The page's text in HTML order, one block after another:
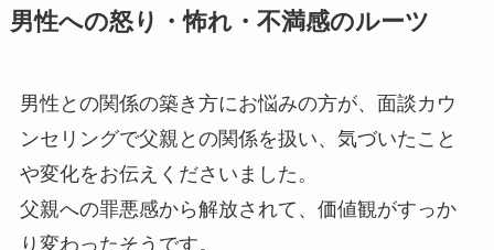
男性への怒り・怖れ・不満感のルーツ
男性との関係の築き方にお悩みの方が、面談カウ
ンセリングで父親との関係を扱い、気づいたこと
や変化をお伝えくださいました。
父親への罪悪感から解放されて、価値観がすっか
り変わったそうです。